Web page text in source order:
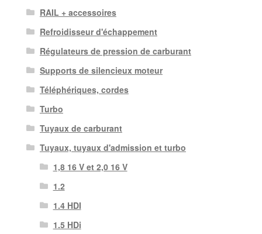
RAIL + accessoires
Refroidisseur d'échappement
Régulateurs de pression de carburant
Supports de silencieux moteur
Téléphériques, cordes
Turbo
Tuyaux de carburant
Tuyaux, tuyaux d'admission et turbo
1,8 16 V et 2,0 16 V
1.2
1.4 HDI
1.5 HDi